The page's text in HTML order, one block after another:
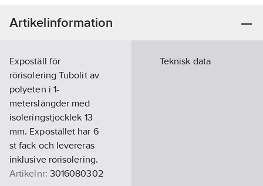
Artikelinformation
Expoställ för
rörisolering Tubolit av
polyeten i 1-
meterslängder med
isoleringstjocklek 13
mm. Expostället har 6
st fack och levereras
inklusive rörisolering.
Artikelnr: 3016080302
Teknisk data